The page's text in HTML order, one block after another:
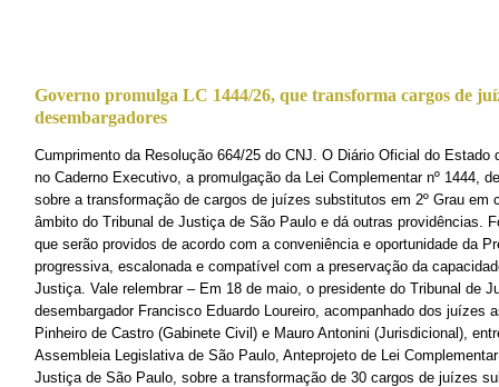
Governo promulga LC 1444/26, que transforma cargos de
desembargadores
Cumprimento da Resolução 664/25 do CNJ. O Diário Oficial do Estado
no Caderno Executivo, a promulgação da Lei Complementar nº 1444,
sobre a transformação de cargos de juízes substitutos em 2º Grau em
âmbito do Tribunal de Justiça de São Paulo e dá outras providências.
que serão providos de acordo com a conveniência e oportunidade da
progressiva, escalonada e compatível com a preservação da
Justiça. Vale relembrar – Em 18 de maio, o presidente do Tribunal de
desembargador Francisco Eduardo Loureiro, acompanhado dos juízes
Pinheiro de Castro (Gabinete Civil) e Mauro Antonini (Jurisdicional),
Assembleia Legislativa de São Paulo, Anteprojeto de Lei
Justiça de São Paulo, sobre a transformação de 30 cargos de juízes